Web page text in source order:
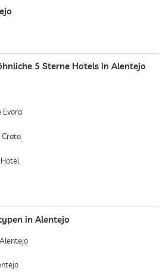
5 Sterne Hotels in Alentejo
Evora
Crato
in Alentejo